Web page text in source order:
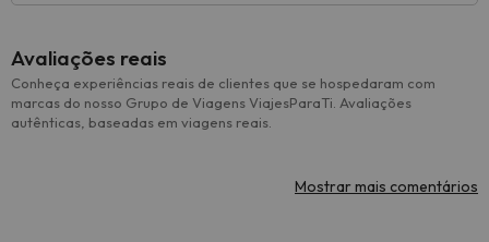
Avaliações reais
Conheça experiências reais de clientes que se hospedaram com
marcas do nosso Grupo de Viagens ViajesParaTi. Avaliações
autênticas, baseadas em viagens reais.
Mostrar mais comentários